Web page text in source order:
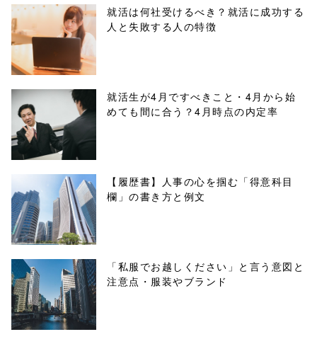
parts/sns-
buttons.php on
line10
/1040332"
onclick="windo
w.open(this.hre
f, 'Gwindow',
'width=550,
height=450,
menubar=no,
toolbar=no,
scrollbars=yes'
就活は何社受けるべき？就活に成功する
人と失敗する人の特徴
就活生が4月ですべきこと・4月から始
めても間に合う？4月時点の内定率
【履歴書】人事の心を掴む「得意科目
欄」の書き方と例文
「私服でお越しください」と言う意図と
注意点・服装やブランド